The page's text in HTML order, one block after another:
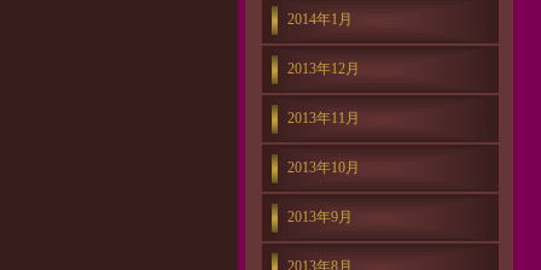
2014年1月
2013年12月
2013年11月
2013年10月
2013年9月
2013年8月